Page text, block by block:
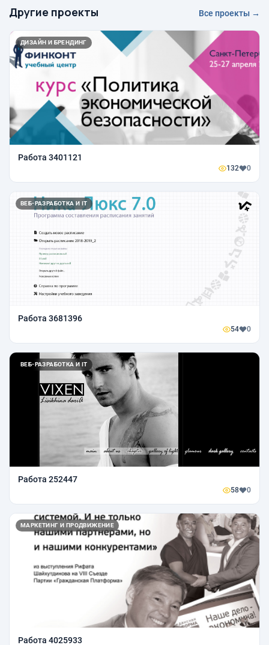
Другие проекты Все проекты →
ДИЗАЙН И БРЕНДИНГ
Работа 3401121
132 0
ВЕБ-РАЗРАБОТКА И IT
Работа 3681396
54 0
ВЕБ-РАЗРАБОТКА И IT
Работа 252447
58 0
МАРКЕТИНГ И ПРОДВИЖЕНИЕ
Работа 4025933